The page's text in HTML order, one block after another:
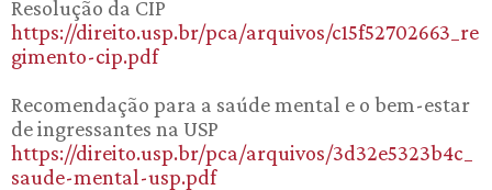
Resolução da CIP
https://direito.usp.br/pca/arquivos/c15f52702663_re
gimento-cip.pdf
Recomendação para a saúde mental e o bem-estar
de ingressantes na USP
https://direito.usp.br/pca/arquivos/3d32e5323b4c_
saude-mental-usp.pdf